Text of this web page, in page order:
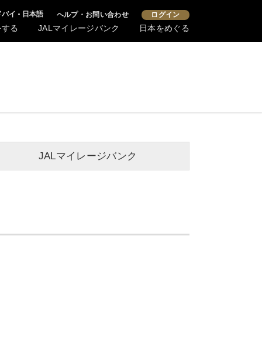
バイ - 日本語 ヘルプ・お問い合わせ ログイン
る JALマイレージバンク 日本をめぐる
JALマイレージバンク